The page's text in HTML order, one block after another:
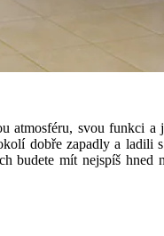
atmosféru, svou funkci
dobře zapadly a ladili
mít nejspíš